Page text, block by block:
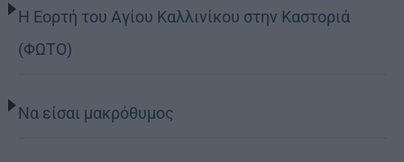
Η Εορτή του Αγίου Καλλινίκου στην Καστοριά
(ΦΩΤΟ)
Να είσαι μακρόθυμος